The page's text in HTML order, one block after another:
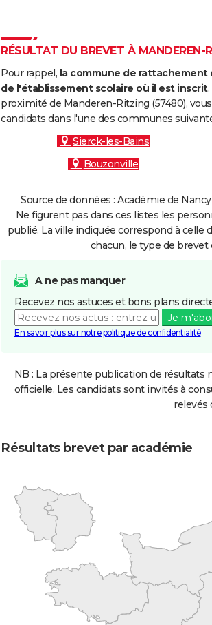
RÉSULTAT DU BREVET À
Pour rappel, la commune de
de l'établissement scolaire où il est inscrit
proximité de Manderen-Ritzing (57480),
candidats dans l'une des communes
Sierck-les-Bains
Bouzonville
Source de données : Académie de
Ne figurent pas dans ces listes les
publié. La ville indiquée correspond à
chacun, le type de brevet
A ne pas manquer
Recevez nos astuces et bons plans
Je
En savoir plus sur notre politique de confidentialité
NB : La présente publication de résultats
officielle. Les candidats sont invités à
relevés
Résultats brevet par académie